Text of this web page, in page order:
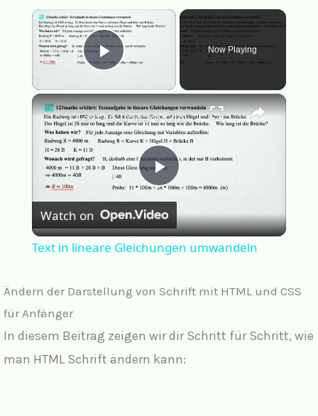
×
Play Video
Now Playing
×
Play
Video
Text in lineare Gleichungen umwandeln
Watch on
Text in lineare Gleichungen umwandeln
Ändern der Darstellung von Schrift mit HTML und CSS
für Anfänger
In diesem Beitrag zeigen wir dir Schritt für Schritt, wie
man HTML Schrift ändern kann: